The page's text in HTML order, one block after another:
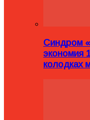
Синдром
экономия
колодках